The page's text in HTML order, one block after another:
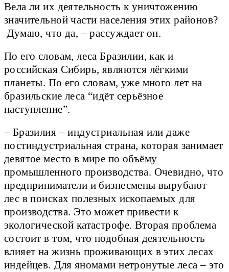
Вела ли их деятельность к уничтожению
значительной части населения этих районов?
Думаю, что да, – рассуждает он.
По его словам, леса Бразилии, как и
российская Сибирь, являются лёгкими
планеты. По его словам, уже много лет на
бразильские леса “идёт серьёзное
наступление”.
– Бразилия – индустриальная или даже
постиндустриальная страна, которая занимает
девятое место в мире по объёму
промышленного производства. Очевидно, что
предприниматели и бизнесмены вырубают
лес в поисках полезных ископаемых для
производства. Это может привести к
экологической катастрофе. Вторая проблема
состоит в том, что подобная деятельность
влияет на жизнь проживающих в этих лесах
индейцев. Для яномами нетронутые леса – это